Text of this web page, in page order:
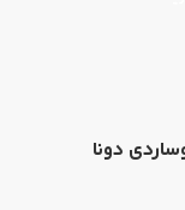
دونا